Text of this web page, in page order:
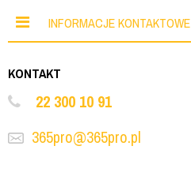
INFORMACJE KONTAKTOWE
KONTAKT
22 300 10 91
365pro@365pro.pl